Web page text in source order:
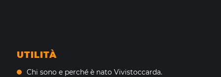
UTILITÀ
Chi sono e perché è nato Vivistoccarda.